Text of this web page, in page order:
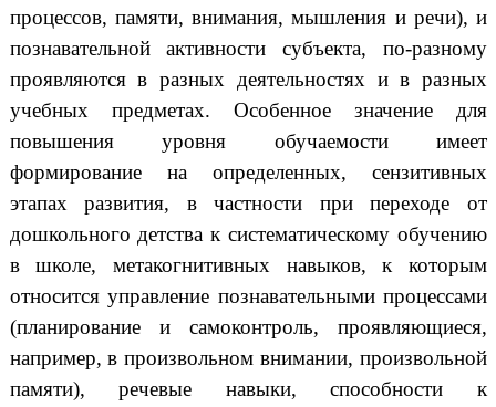
процессов, памяти, внимания, мышления и речи), и
познавательной активности субъекта, по-разному
проявляются в разных деятельностях и в разных
учебных предметах. Особенное значение для
повышения уровня обучаемости имеет
формирование на определенных, сензитивных
этапах развития, в частности при переходе от
дошкольного детства к систематическому обучению
в школе, метакогнитивных навыков, к которым
относится управление познавательными процессами
(планирование и самоконтроль, проявляющиеся,
например, в произвольном внимании, произвольной
памяти), речевые навыки, способности к